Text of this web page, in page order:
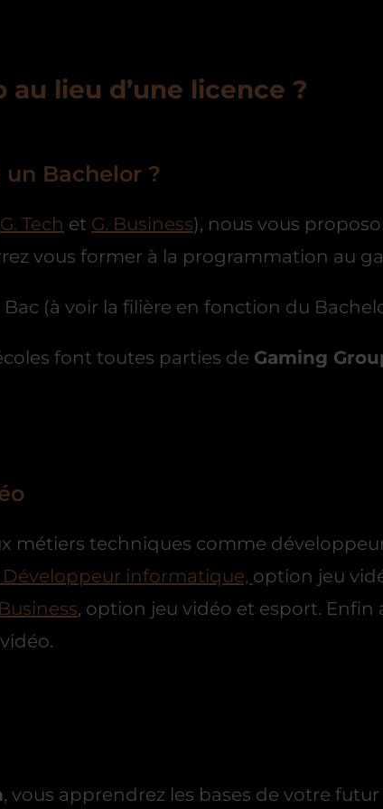
lieu d’une licence ?
Bachelor ?
G. Tech et G. Business), nous vous
vous former à la programmation au
(à voir la filière en fonction du
font toutes parties de Gaming
métiers techniques comme
Développeur informatique, option jeu
, option jeu vidéo et esport.
, vous apprendrez les bases de votre